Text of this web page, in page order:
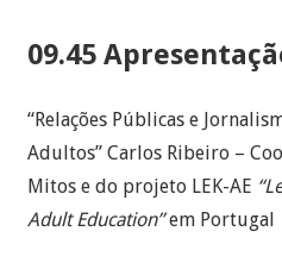
09.45
“Relações Públicas e
Adultos” Carlos Ribeiro –
Mitos e do projeto LEK-AE
Adult Education”em Portugal